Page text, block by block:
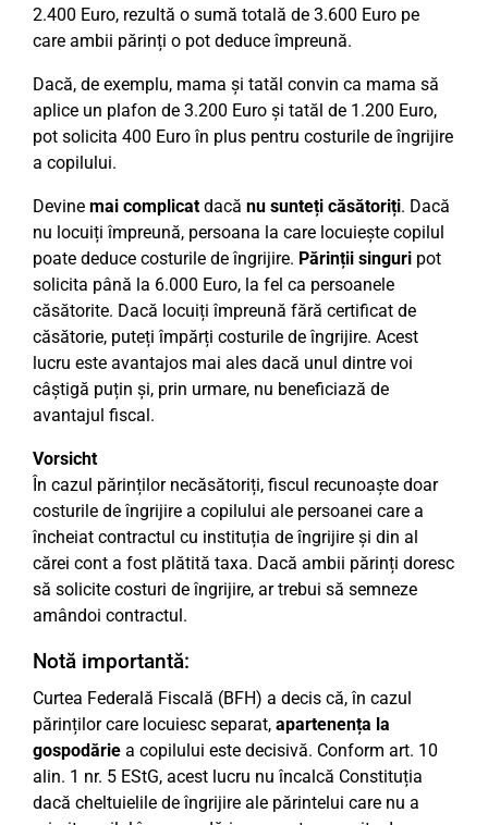
2.400 Euro, rezultă o sumă totală de 3.600 Euro pe
care ambii părinți o pot deduce împreună.
Dacă, de exemplu, mama și tatăl convin ca mama să
aplice un plafon de 3.200 Euro și tatăl de 1.200 Euro,
pot solicita 400 Euro în plus pentru costurile de îngrijire
a copilului.
Devine mai complicatdacă nu sunteți căsătoriți. Dacă
nu locuiți împreună, persoana la care locuiește copilul
poate deduce costurile de îngrijire. Părinții singuri pot
solicita până la 6.000 Euro, la fel ca persoanele
căsătorite. Dacă locuiți împreună fără certificat de
căsătorie, puteți împărți costurile de îngrijire. Acest
lucru este avantajos mai ales dacă unul dintre voi
câștigă puțin și, prin urmare, nu beneficiază de
avantajul fiscal.
Vorsicht
În cazul părinților necăsătoriți, fiscul recunoaște doar
costurile de îngrijire a copilului ale persoanei care a
încheiat contractul cu instituția de îngrijire și din al
cărei cont a fost plătită taxa. Dacă ambii părinți doresc
să solicite costuri de îngrijire, ar trebui să semneze
amândoi contractul.
Notă importantă:
Curtea Federală Fiscală (BFH) a decis că, în cazul
părinților care locuiesc separat, apartenența la
gospodărie a copilului este decisivă. Conform art. 10
alin. 1 nr. 5 EStG, acest lucru nu încalcă Constituția
dacă cheltuielile de îngrijire ale părintelui care nu a